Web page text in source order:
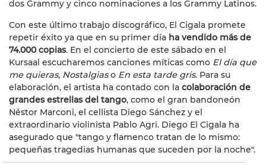
dos Grammy y cinco nominaciones a los Grammy Latinos.
Con este último trabajo discográfico, El Cigala promete
repetir éxito ya que en su primer día ha vendido más de
74.000 copias. En el concierto de este sábado en el
Kursaal escucharemos canciones míticas como El día que
me quieras, Nostalgiaso En esta tarde gris. Para su
elaboración, el artista ha contado con la colaboración de
grandes estrellas del tango, como el gran bandoneón
Néstor Marconi, el cellista Diego Sánchez y el
extraordinario violinista Pablo Agri. Diego El Cigala ha
asegurado que "tango y flamenco tratan de lo mismo:
pequeñas tragedias humanas que suceden por la noche".